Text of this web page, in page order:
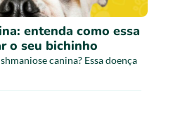
entenda como essa
o seu bichinho
canina? Essa doença